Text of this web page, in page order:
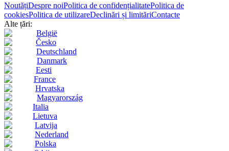
NoutățiDespre noiPolitica de confidențialitatePolitica de
cookiesPolitica de utilizareDeclinări și limităriContacte
Alte țări:
België
Česko
Deutschland
Danmark
Eesti
France
Hrvatska
Magyarország
Italia
Lietuva
Latvija
Nederland
Polska